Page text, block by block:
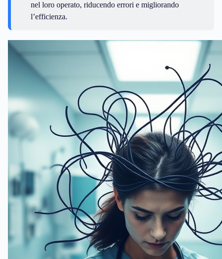
nel loro operato, riducendo errori e migliorando
l’efficienza.